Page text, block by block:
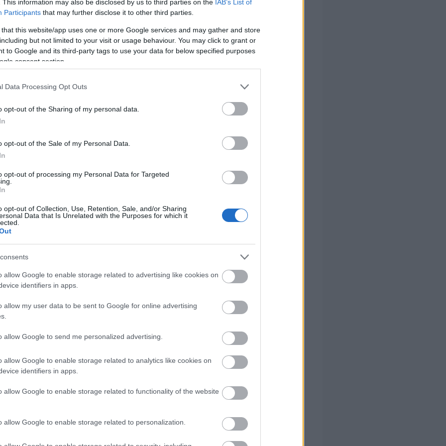
This information may also be disclosed by us to third parties on the IAB’s List of
Participants that may further disclose it to other third parties.
that this website/app uses one or more Google services and may gather and store
but not limited to your visit or usage behaviour. You may click to grant or
to Google and its third-party tags to use your data for below specified purposes
consent section.
Data Processing Opt Outs
opt-out of the Sharing of my personal data.
opt-out of the Sale of my Personal Data.
opt-out of processing my Personal Data for Targeted
opt-out of Collection, Use, Retention, Sale, and/or Sharing
Data that Is Unrelated with the Purposes for which it
allow Google to enable storage related to advertising like cookies on
identifiers in apps.
allow my user data to be sent to Google for online advertising
allow Google to send me personalized advertising.
allow Google to enable storage related to analytics like cookies on
identifiers in apps.
allow Google to enable storage related to functionality of the website
allow Google to enable storage related to personalization.
ΠΕ Βιολόγων
Ειδ. ΠΕ Γεωλόγων
Ειδ. ΠΕ Γεωπόνων
Ειδ. ΠΕ Δασολόγων
Ειδ. ΠΕ Ιχθυολόγων
Ειδ. ΠΕ Κτηνιάτρων
Υποθέσεων Πολιτών Ειδ. ΠΕ Διεκπεραίωσης Υποθέσεων Πολιτών
Οικονομικού Ειδ. ΠΕ Διεθνών Σχέσεων
Οικονομικού Ειδ. ΠΕ Διοίκησης Τουρισμού
Οικονομικού Ειδ. ΠΕ Διοικητικού (Νομικών)
Οικονομικού Ειδ. ΠΕ Διοικητικού-Οικονομικού
Οικονομικού Ειδ. ΠΕ Οικονομικού
Οικονομικού Ειδ. ΠΕ Οργάνωσης Και Διοίκησης Επιχειρήσεων
Ενημέρωσης Και Δημοσίων Σχέσεων Ειδ. ΠΕ Επικοινωνίας,
Δημοσίων Σχέσεων
Κοινωνικής Αρωγής Ειδ. ΠΕ Επιμελητών Κοινωνικής Αρωγής
Τροφίμων Και Διατροφής Ειδ. ΠΕ Επιστήμης Τροφίμων Και Διατροφής